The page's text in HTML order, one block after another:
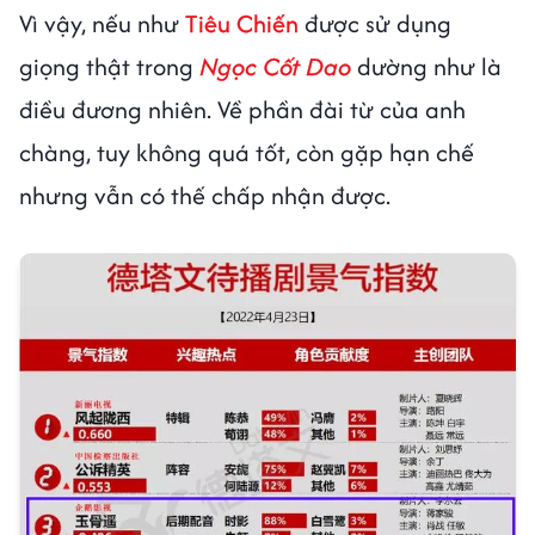
Vì vậy, nếu nhưTiêu Chiến được sử dụng
giọng thật trong Ngọc Cốt Daodường như là
điều đương nhiên. Về phần đài từ của anh
chàng, tuy không quá tốt, còn gặp hạn chế
nhưng vẫn có thế chấp nhận được.